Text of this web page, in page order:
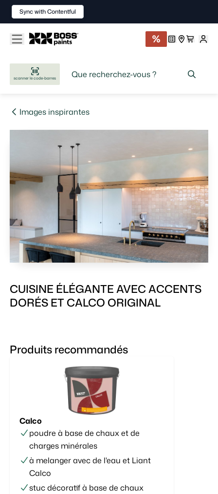
scanner le code-barres
Images inspirantes
CUISINE ÉLÉGANTE AVEC ACCENTS
DORÉS ET CALCO ORIGINAL
Produits recommandés
Calco
poudre à base de chaux et de
charges minérales
à melanger avec de l'eau et Liant
Calco
stuc décoratif à base de chaux
Sync with Contentful